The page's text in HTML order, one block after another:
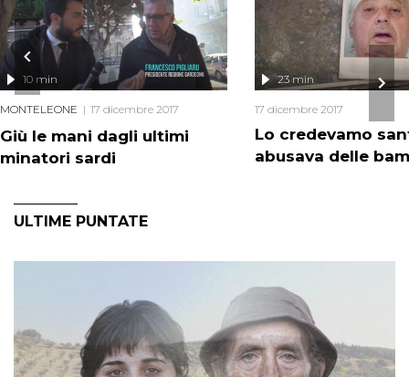
Giù le mani dagli ultimi
minatori sardi
10 min
MONTELEONE 17 dicembre 2017
Lo credevamo
abusava delle
23 min
17 dicembre 2017
ULTIME PUNTATE